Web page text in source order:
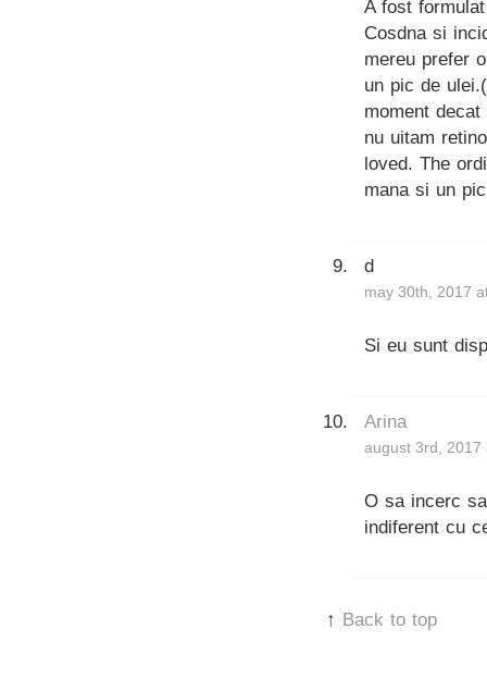
A fost
Cosdna si
mereu prefer
un pic de
moment
nu uitam
loved. The
mana si un
d
may 30th, 2017
Si eu sunt
Arina
august 3rd, 2017
O sa incerc
indiferent cu
↑ Back to top